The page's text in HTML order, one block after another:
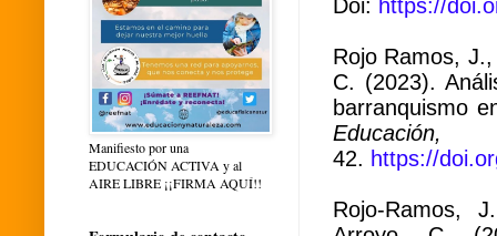
Doi: https://
Rojo Ramos,
C. (2023).
barranquismo
42. https://
Rojo-Ramos,
Manifiesto por una
EDUCACIÓN ACTIVA y al
AIRE LIBRE ¡¡FIRMA AQUÍ!!